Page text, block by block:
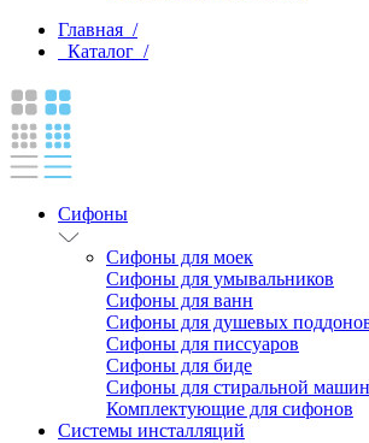
Главная /
Каталог /
Сифоны
Сифоны для моек
Сифоны для умывальников
Сифоны для ванн
Сифоны для душевых
Сифоны для писсуаров
Сифоны для биде
Сифоны для стиральной
Комплектующие для сифонов
Системы инсталляций